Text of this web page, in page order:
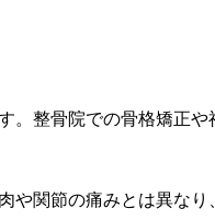
整骨院での骨格矯正や
関節の痛みとは異な